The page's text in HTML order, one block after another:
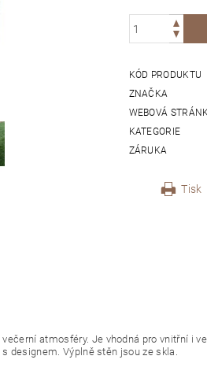
KÓD PRODUKTU
ZNAČKA
WEBOVÁ
KATEGORIE
ZÁRUKA
Tisk
atmosféry. Je vhodná pro vnitřní i
designem. Výplně stěn jsou ze skla.